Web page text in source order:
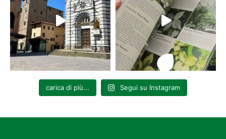
carica di più... Segui su Instagram